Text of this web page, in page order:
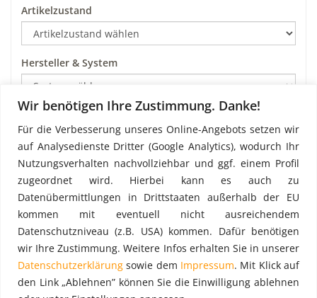
Wir benötigen Ihre Zustimmung. Danke!
Für die Verbesserung unseres Online-Angebots setzen wir
auf Analysedienste Dritter (Google Analytics), wodurch Ihr
Nutzungsverhalten nachvollziehbar und ggf. einem Profil
zugeordnet wird. Hierbei kann es auch zu
Datenübermittlungen in Drittstaaten außerhalb der EU
kommen mit eventuell nicht ausreichendem
Datenschutzniveau (z.B. USA) kommen. Dafür benötigen
wir Ihre Zustimmung. Weitere Infos erhalten Sie in unserer
Datenschutzerklärung sowie dem Impressum. Mit Klick auf
den Link „Ablehnen” können Sie die Einwilligung ablehnen
Artikelzustand
Hersteller & System
Art
Preis pro m²